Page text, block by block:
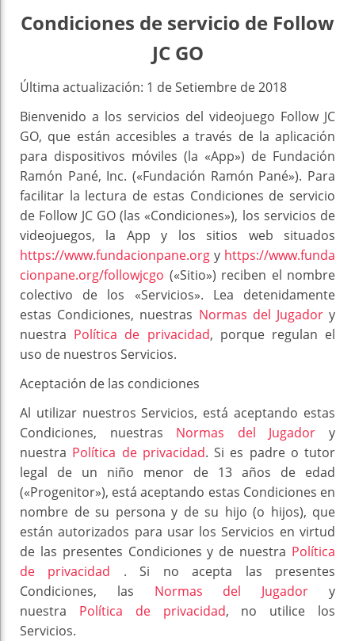
Condiciones de servicio de Follow
JC GO
Última actualización: 1 de Setiembre de 2018
Bienvenido a los servicios del videojuego Follow JC
GO, que están accesibles a través de la aplicación
para dispositivos móviles (la «App») de Fundación
Ramón Pané, Inc. («Fundación Ramón Pané»). Para
facilitar la lectura de estas Condiciones de servicio
de Follow JC GO (las «Condiciones»), los servicios de
videojuegos, la App y los sitios web situados
https://www.fundacionpane.org y https://www.funda
cionpane.org/followjcgo («Sitio») reciben el nombre
colectivo de los «Servicios». Lea detenidamente
estas Condiciones, nuestras Normas del Jugadory
nuestra Política de privacidad, porque regulan el
uso de nuestros Servicios.
Aceptación de las condiciones
Al utilizar nuestros Servicios, está aceptando estas
Condiciones, nuestras Normas del Jugador y
nuestra Política de privacidad. Si es padre o tutor
legal de un niño menor de 13 años de edad
(«Progenitor»), está aceptando estas Condiciones en
nombre de su persona y de su hijo (o hijos), que
están autorizados para usar los Servicios en virtud
de las presentes Condiciones y de nuestra Política
de privacidad . Si no acepta las presentes
Condiciones, las Normas del Jugador y
nuestra Política de privacidad, no utilice los
Servicios.